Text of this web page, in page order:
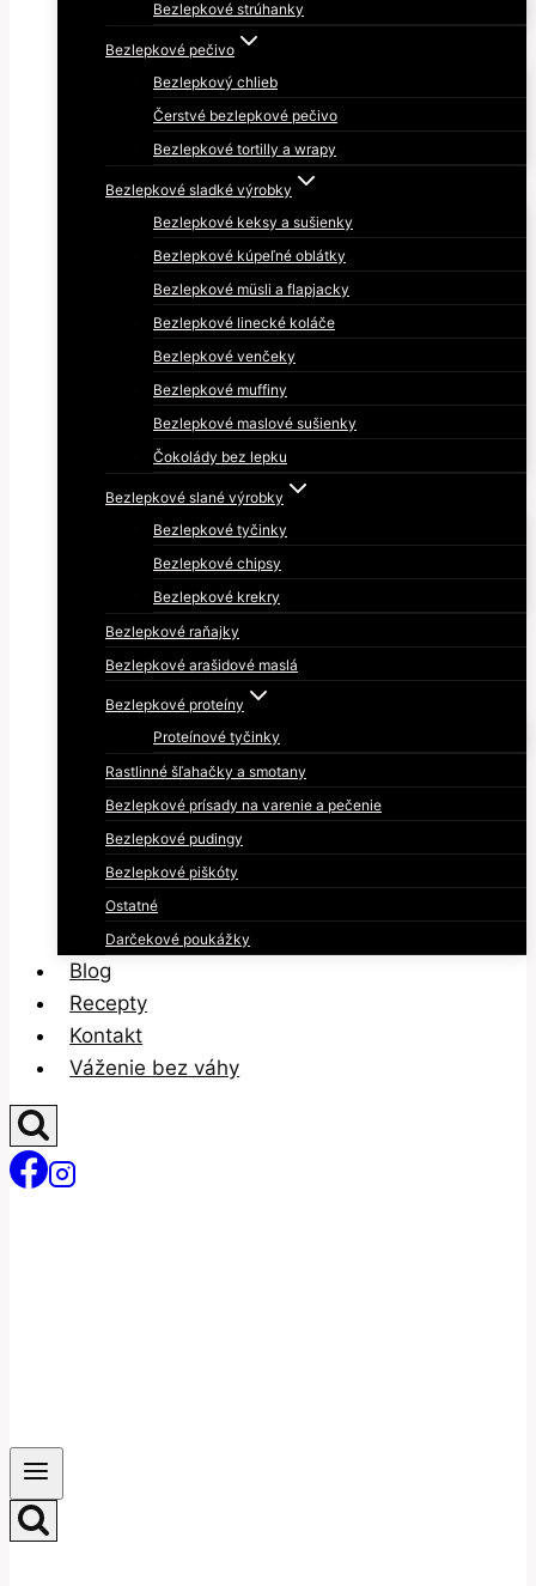
Bezlepkové strúhanky
Bezlepkové pečivo
Bezlepkový chlieb
Čerstvé bezlepkové pečivo
Bezlepkové tortilly a wrapy
Bezlepkové sladké výrobky
Bezlepkové keksy a sušienky
Bezlepkové kúpeľné oblátky
Bezlepkové müsli a flapjacky
Bezlepkové linecké koláče
Bezlepkové venčeky
Bezlepkové muffiny
Bezlepkové maslové sušienky
Čokolády bez lepku
Bezlepkové slané výrobky
Bezlepkové tyčinky
Bezlepkové chipsy
Bezlepkové krekry
Bezlepkové raňajky
Bezlepkové arašidové maslá
Bezlepkové proteíny
Proteínové tyčinky
Rastlinné šľahačky a smotany
Bezlepkové prísady na varenie a pečenie
Bezlepkové pudingy
Bezlepkové piškóty
Ostatné
Darčekové poukážky
Blog
Recepty
Kontakt
Váženie bez váhy